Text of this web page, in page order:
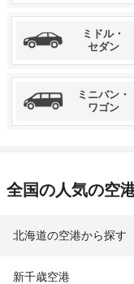
ミドル・
セダン
ミニバン・
ワゴン
全国の人気の空
北海道の空港から探す
新千歳空港